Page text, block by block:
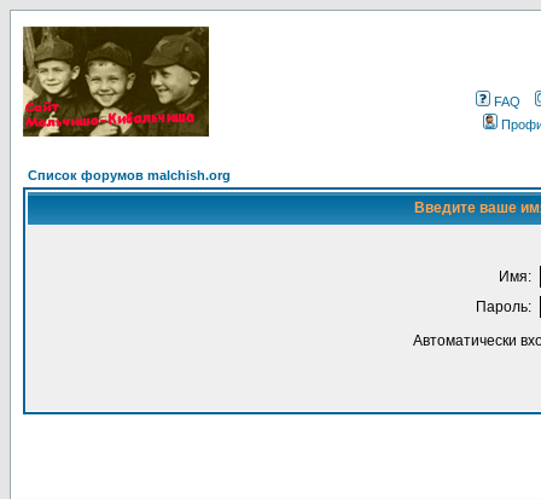
FAQ
Список форумов malchish.org
Введите ваше
Имя:
Пароль:
Автоматически